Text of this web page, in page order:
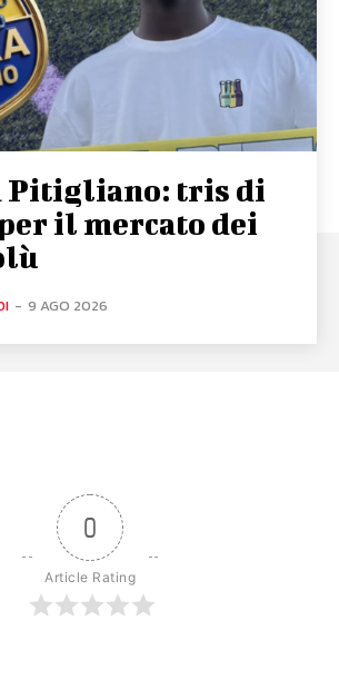
Pitigliano: tris di
il mercato dei
- 9 AGO 2026
0
Article Rating